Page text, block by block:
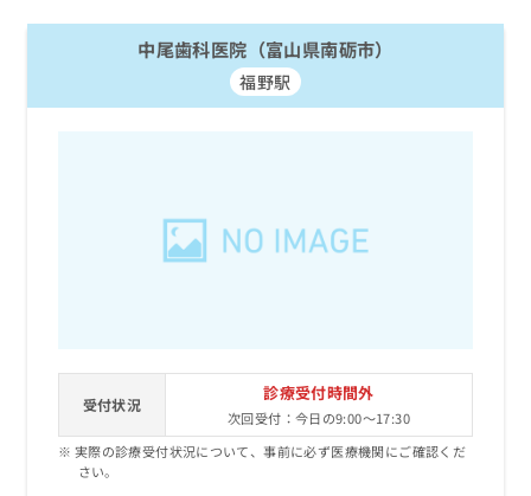
中尾歯科医院（富山県南砺市）
福野駅
受付状況
診療受付時間外
次回受付：今日の9:00～17:30
実際の診療受付状況について、事前に必ず医療機関にご確認くだ
さい。